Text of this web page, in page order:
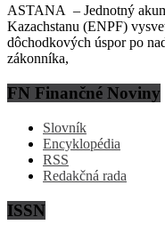
ASTANA – Jednotný
Kazachstanu (ENPF)
dôchodkových úspor po
zákonníka,
FN Finančné Noviny
Slovník
Encyklopédia
RSS
Redakčná rada
ISSN